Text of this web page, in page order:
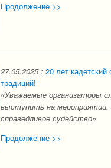
Продолжение >>
27.05.2025: 20 лет
традиций!
«Уважаемые организаторы
выступить на мероприятии.
справедливое судейство».
Продолжение >>